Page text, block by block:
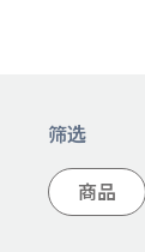
筛选
商品